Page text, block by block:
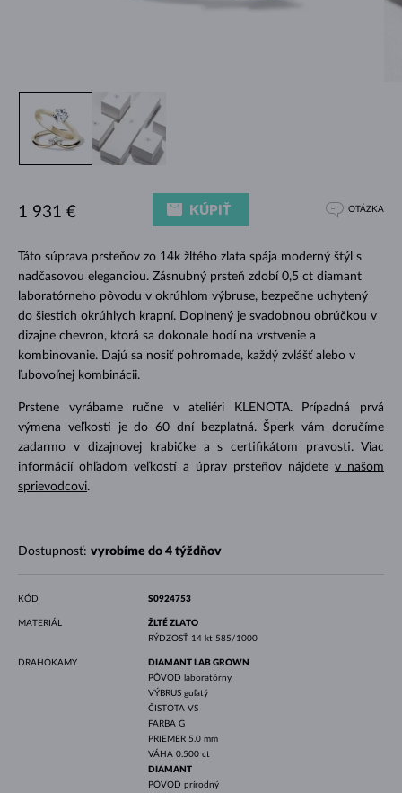
Táto súprava prsteňov zo 14k žltého zlata spája moderný štýl s
nadčasovou eleganciou. Zásnubný prsteň zdobí 0,5 ct diamant
laboratórneho pôvodu v okrúhlom výbruse, bezpečne uchytený
do šiestich okrúhlych krapní. Doplnený je svadobnou obrúčkou v
dizajne chevron, ktorá sa dokonale hodí na vrstvenie a
kombinovanie. Dajú sa nosiť pohromade, každý zvlášť alebo v
ľubovoľnej kombinácii.
Prstene vyrábame ručne v ateliéri KLENOTA. Prípadná prvá
výmena veľkosti je do 60 dní bezplatná. Šperk vám doručíme
zadarmo v dizajnovej krabičke a s certifikátom pravosti. Viac
informácií ohľadom veľkostí a úprav prsteňov nájdetev našom
sprievodcovi.
Dostupnosť: vyrobíme do 4 týždňov
1 931 € KÚPIŤ OTÁZKA
KÓD S0924753
MATERIÁL
ŽLTÉ ZLATO
RÝDZOSŤ 14 kt 585/1000
DRAHOKAMY
DIAMANT LAB GROWN
PÔVOD laboratórny
VÝBRUS guľatý
ČISTOTA VS
FARBA G
PRIEMER 5.0 mm
VÁHA 0.500 ct
DIAMANT
PÔVOD prírodný